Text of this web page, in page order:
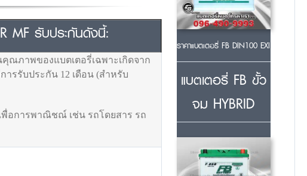
MF รับประกันดังนี้:
ณภาพของแบตเตอรี่เฉพาะเกิดจาก
รรับประกัน 12 เดือน (สำหรับ
อการพาณิชณ์ เช่น รถโดยสาร รถ
ราคาแบตเตอรี่ FB DIN100 EXI
แบตเตอรี่ FB ขั้ว
จม HYBRID